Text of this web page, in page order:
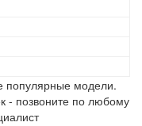
популярные модели.
- позвоните по любому